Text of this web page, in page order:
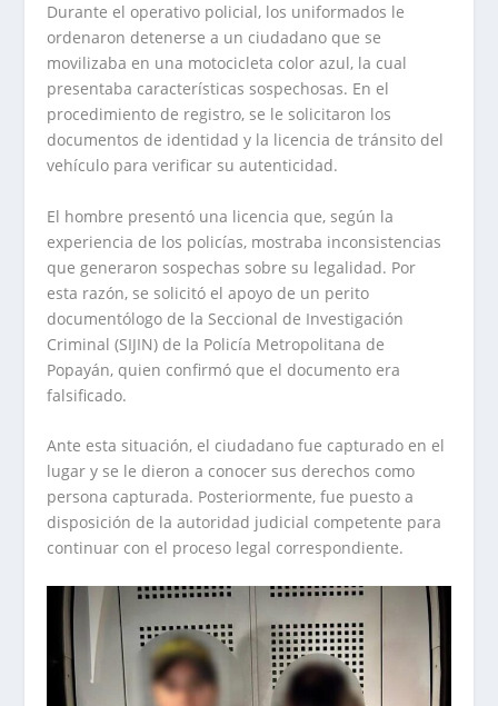
Durante el operativo policial, los uniformados le
ordenaron detenerse a un ciudadano que se
movilizaba en una motocicleta color azul, la cual
presentaba características sospechosas. En el
procedimiento de registro, se le solicitaron los
documentos de identidad y la licencia de tránsito del
vehículo para verificar su autenticidad.
El hombre presentó una licencia que, según la
experiencia de los policías, mostraba inconsistencias
que generaron sospechas sobre su legalidad. Por
esta razón, se solicitó el apoyo de un perito
documentólogo de la Seccional de Investigación
Criminal (SIJIN) de la Policía Metropolitana de
Popayán, quien confirmó que el documento era
falsificado.
Ante esta situación, el ciudadano fue capturado en el
lugar y se le dieron a conocer sus derechos como
persona capturada. Posteriormente, fue puesto a
disposición de la autoridad judicial competente para
continuar con el proceso legal correspondiente.